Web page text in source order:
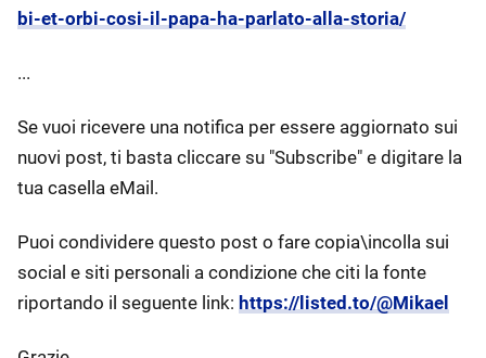
bi-et-orbi-cosi-il-papa-ha-parlato-alla-storia/
...
Se vuoi ricevere una notifica per essere aggiornato sui
nuovi post, ti basta cliccare su "Subscribe" e digitare la
tua casella eMail.
Puoi condividere questo post o fare copia\incolla sui
social e siti personali a condizione che citi la fonte
riportando il seguente link: https://listed.to/@Mikael